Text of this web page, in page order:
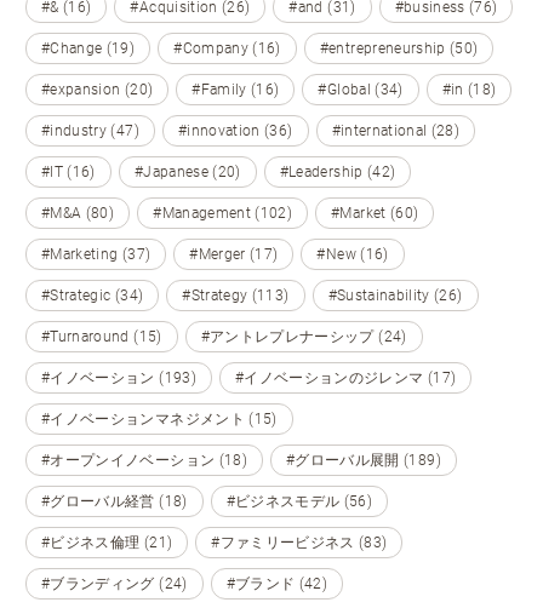
#& (16) #Acquisition (26) #and (31) #business (76)
#Change (19) #Company (16) #entrepreneurship (50)
#expansion (20) #Family (16) #Global (34) #in (18)
#industry (47) #innovation (36) #international (28)
#IT (16) #Japanese (20) #Leadership (42)
#M&A (80) #Management (102) #Market (60)
#Marketing (37) #Merger (17) #New (16)
#Strategic (34) #Strategy (113) #Sustainability (26)
#Turnaround (15) #アントレプレナーシップ (24)
#イノベーション (193) #イノベーションのジレンマ (17)
#イノベーションマネジメント (15)
#オープンイノベーション (18) #グローバル展開 (189)
#グローバル経営 (18) #ビジネスモデル (56)
#ビジネス倫理 (21) #ファミリービジネス (83)
#ブランディング (24) #ブランド (42)